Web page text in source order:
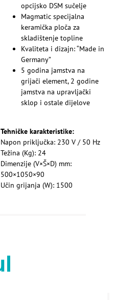
opcijsko DSM sučelje
Magmatic specijalna
keramička ploča za
skladištenje topline
Kvaliteta i dizajn: “Made in
Germany”
5 godina jamstva na
grijači element, 2 godine
jamstva na upravljački
sklop i ostale dijelove
Tehničke karakteristike:
Napon priključka: 230 V / 50 Hz
Težina (Kg): 24
Dimenzije (V×Š×D) mm:
500×1050×90
Učin grijanja (W): 1500